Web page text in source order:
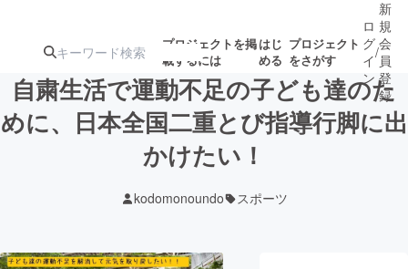
プロジェクトを掲
載するには
はじ
める
プロジェクト
をさがす
注目の新着プロ
ジェクト
募集終了が近いプ
ロ
グ
イ
ン
/
新
規
会
員
登
録
自粛生活で運動不足の子ども達のた
めに、日本全国二重とび指導行脚に出
かけたい！
kodomonoundo スポーツ